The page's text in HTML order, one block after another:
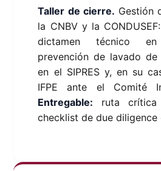
Taller de cierre. Gestión
la CNBV y la
dictamen técnico
prevención de lavado
en el SIPRES y, en su
IFPE ante el Comité
Entregable: ruta
checklist de due diligence